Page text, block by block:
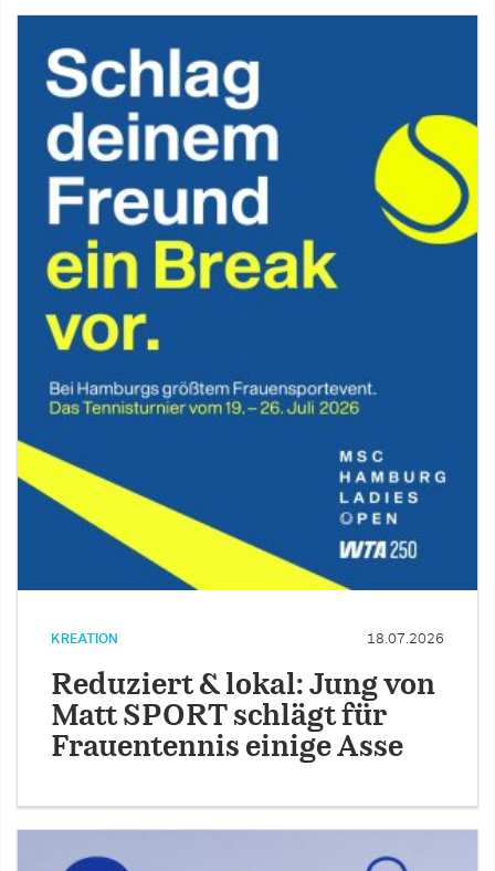
KREATION 18.07.2026
Reduziert & lokal: Jung von
Matt SPORT schlägt für
Frauentennis einige Asse